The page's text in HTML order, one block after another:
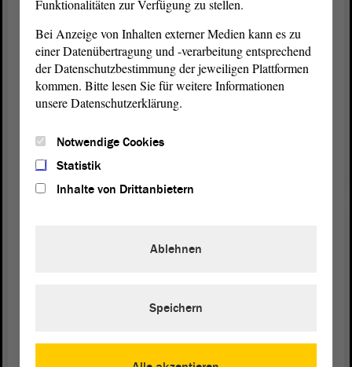
Schulspeisung hinterlegt sein könnte. All das kann
leisten. Die Möglichkeiten in diesem
Zusammenhang sind so vielfältig wie die Schüler
und Schülerinnen und die Schulen in unserem
Land.
Deswegen setzen wir uns für die Einführung eines
Schülerausweissystems für alle Kinder und
Jugendlichen in Sachsen-Anhalt ein und bitten
Zurück zur Landtagssitzung
Funktionalitäten zur Verfügung zu stellen.
Bei Anzeige von Inhalten externer Medien kann es zu
einer Datenübertragung und -verarbeitung entsprechend
der Datenschutzbestimmung der jeweiligen Plattformen
kommen. Bitte lesen Sie für weitere Informationen
unsere Datenschutzerklärung.
Notwendige Cookies
Statistik
Inhalte von Drittanbietern
Ablehnen
Speichern